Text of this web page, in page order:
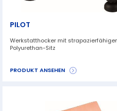
PILOT
Werkstatthocker mit
Polyurethan-Sitz
PRODUKT ANSEHEN